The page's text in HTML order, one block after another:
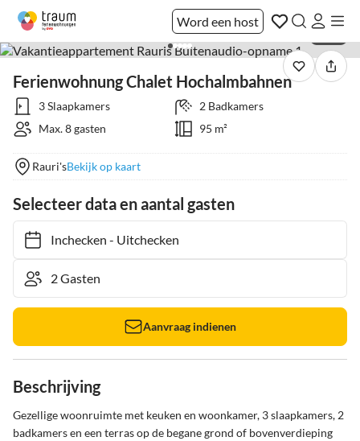
Word een host
Ferienwohnung Chalet Hochalmbahnen
3 Slaapkamers
2 Badkamers
Max. 8 gasten
95 m²
Rauri'sBekijk op kaart
Selecteer data en aantal gasten
Inchecken- Uitchecken
Aanvraag indienen
Beschrijving
Gezellige woonruimte met keuken en woonkamer, 3 slaapkamers, 2
badkamers en een terras op de begane grond of bovenverdieping